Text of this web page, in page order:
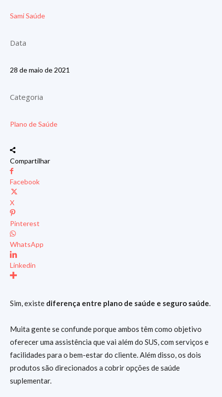
Sami Saúde
Data
28 de maio de 2021
Categoria
Plano de Saúde
Compartilhar
Facebook
X
Pinterest
WhatsApp
Linkedin
Sim, existe diferença entre plano de saúde e seguro saúde.
Muita gente se confunde porque ambos têm como objetivo
oferecer uma assistência que vai além do SUS, com serviços e
facilidades para o bem-estar do cliente. Além disso, os dois
produtos são direcionados a cobrir opções de saúde
suplementar.